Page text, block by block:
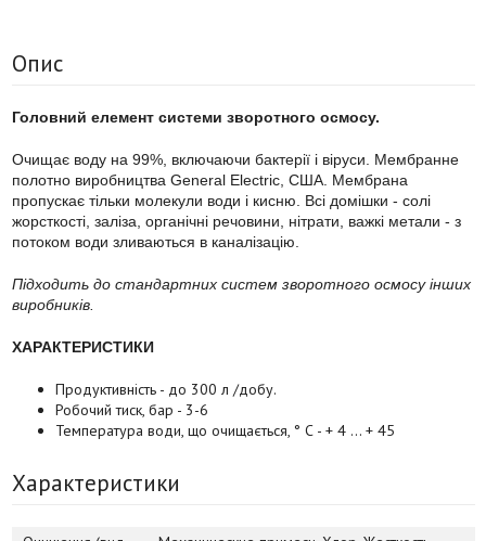
Опис
Головний елемент системи зворотного осмосу.
Очищає воду на 99%, включаючи бактерії і віруси. Мембранне
полотно виробництва General Electric, США. Мембрана
пропускає тільки молекули води і кисню. Всі домішки - солі
жорсткості, заліза, органічні речовини, нітрати, важкі метали - з
потоком води зливаються в каналізацію.
Підходить до стандартних систем зворотного осмосу інших
виробників.
ХАРАКТЕРИСТИКИ
Продуктивність - до 300 л /добу.
Робочий тиск, бар - 3-6
Температура води, що очищається, ° С - + 4 ... + 45
Характеристики